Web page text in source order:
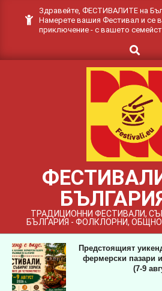
Здравейте, ФЕСТИВАЛИТЕ на
Намерете вашия Фестивал и се
приключение - с вашето
Search
ТРАДИЦИОННИ ФЕСТИВАЛИ,
БЪЛГАРИЯ - ФОЛКЛОРНИ,
Предстоящият
фермерски пазари
(7-9